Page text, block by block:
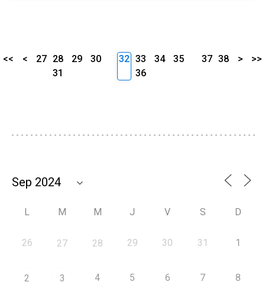
<< < 27 28 29
30
31
32 33 34
35
36
37 38 > >>
L M M J V S D
26 27 28 29 30 31 1
2 3 4 5 6 7 8